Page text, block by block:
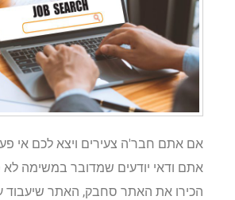
אם אתם חבר'ה צעירים ויצא לכם אי
אתם ודאי יודעים שמדובר במשימה לא
הכירו את האתר סחבק, האתר שיעבוד